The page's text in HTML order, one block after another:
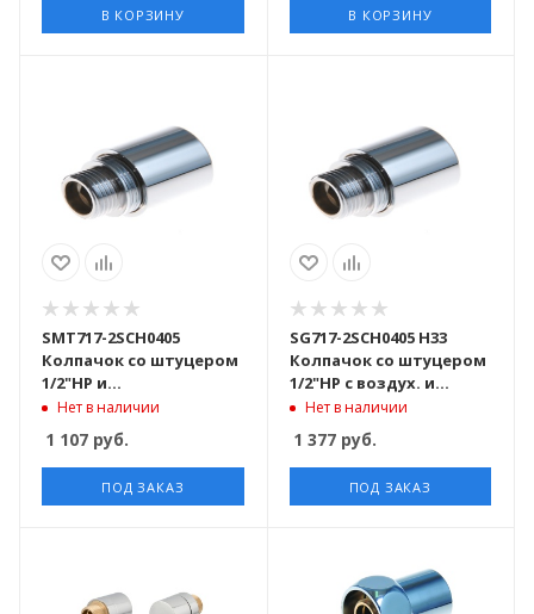
В КОРЗИНУ В КОРЗИНУ
SMT717-2SCH0405
Колпачок со штуцером
1/2"НР и
воздухоотводчиком,
хромированный 40пар/
кор
Нет в наличии
1 107 руб.
ПОД ЗАКАЗ
SG717-2SCH0405 H33
Колпачок со штуцером
1/2"НР с воздух. и
заглушкой 40пар/кор
Нет в наличии
1 377руб.
ПОД ЗАКАЗ